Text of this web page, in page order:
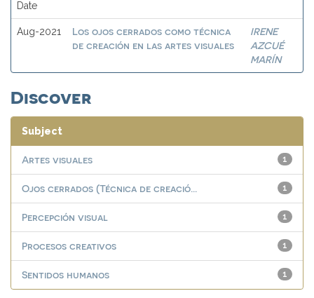
Date
Aug-2021
Los ojos cerrados como técnica
de creación en las artes visuales
IRENE
AZCUÉ
MARÍN
Discover
Subject
1
Artes visuales
1
Ojos cerrados (Técnica de creació...
1
Percepción visual
1
Procesos creativos
1
Sentidos humanos